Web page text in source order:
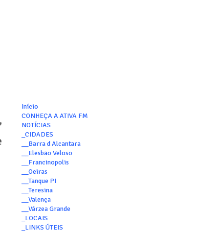
Início
CONHEÇA A ATIVA FM
NOTÍCIAS
_CIDADES
__Barra d Alcantara
__Elesbão Veloso
__Francinopolis
__Oeiras
__Tanque PI
__Teresina
__Valença
__Várzea Grande
_LOCAIS
_LINKS ÚTEIS